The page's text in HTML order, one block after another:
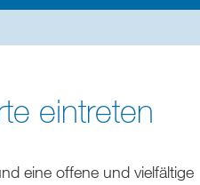
eintreten
eine offene und vielfältige